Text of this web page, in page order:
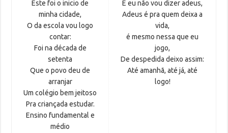
Este foi o inicio de
minha cidade,
O da escola vou logo
contar:
Foi na década de
setenta
Que o povo deu de
arranjar
Um colégio bem jeitoso
Pra criançada estudar.
Ensino fundamental e
médio
E eu não vou dizer adeus,
Adeus é pra quem deixa a
vida,
é mesmo nessa que eu
jogo,
De despedida deixo assim:
Até amanhã, até já, até
logo!